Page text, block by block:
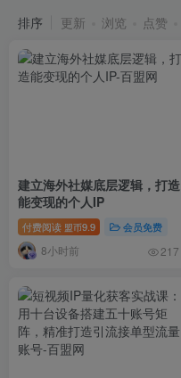
排序
更新 浏览 点赞
建立海外社媒底层逻辑，打造
能变现的个人IP
付费阅读 盟币9.9 会员免费
8小时前 217